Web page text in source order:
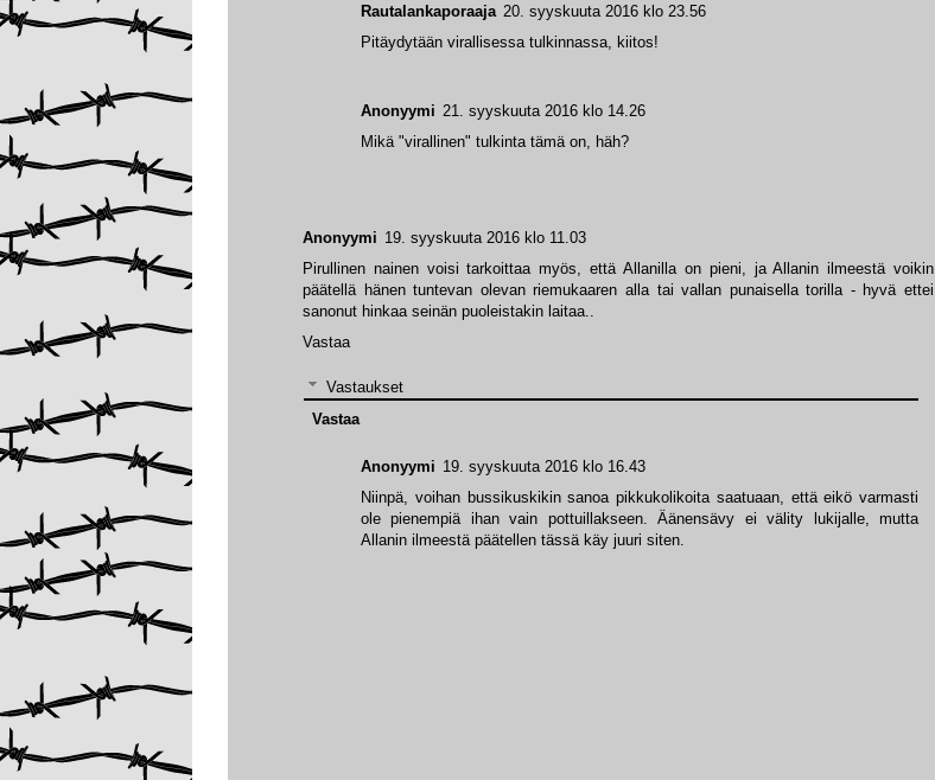
Anonyymi 19. syyskuuta 2016 klo 11.03
Pirullinen nainen voisi tarkoittaa myös, että Allanilla on pieni, ja Allanin ilmeestä voikin
päätellä hänen tuntevan olevan riemukaaren alla tai vallan punaisella torilla - hyvä ettei
sanonut hinkaa seinän puoleistakin laitaa..
Vastaa
Vastaukset
Anonyymi 19. syyskuuta 2016 klo 16.43
Niinpä, voihan bussikuskikin sanoa pikkukolikoita saatuaan, että eikö varmasti
ole pienempiä ihan vain pottuillakseen. Äänensävy ei välity lukijalle, mutta
Allanin ilmeestä päätellen tässä käy juuri siten.
Vastaa
Rautalankaporaaja 20. syyskuuta 2016 klo 23.56
Pitäydytään virallisessa tulkinnassa, kiitos!
Anonyymi 21. syyskuuta 2016 klo 14.26
Mikä "virallinen" tulkinta tämä on, häh?